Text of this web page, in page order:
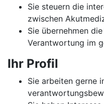
Sie steuern die
zwischen
Sie übernehmen
Verantwortung im
Ihr Profil
Sie arbeiten gerne